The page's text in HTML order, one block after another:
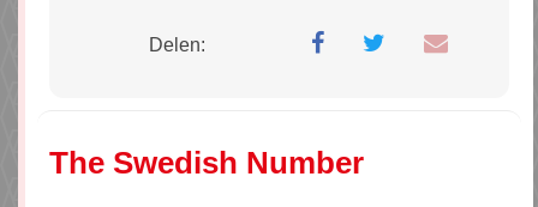
Delen:
The Swedish Number